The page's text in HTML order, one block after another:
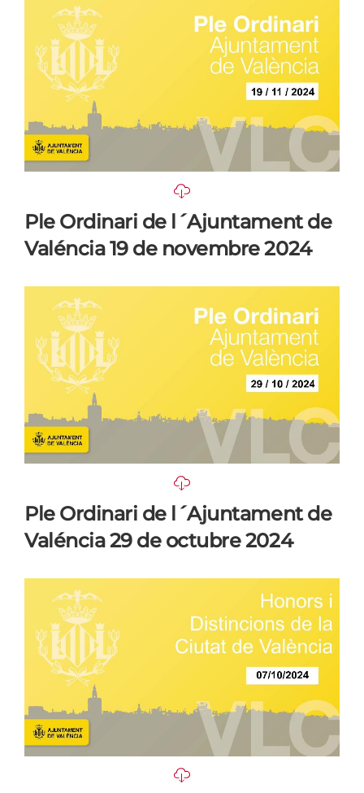
Ple Ordinari de l´Ajuntament de
Valéncia 19 de novembre 2024
Ple Ordinari de l´Ajuntament de
Valéncia 29 de octubre 2024